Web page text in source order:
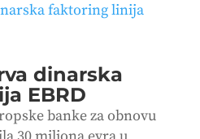
dinarska
EBRD
banke za obnovu